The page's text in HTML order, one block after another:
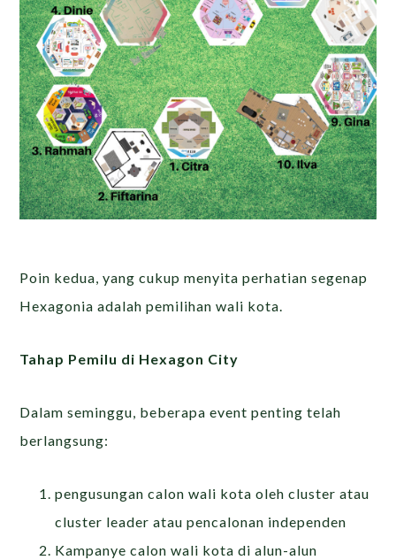
Poin kedua, yang cukup menyita perhatian segenap
Hexagonia adalah pemilihan wali kota.
Tahap Pemilu di Hexagon City
Dalam seminggu, beberapa event penting telah
berlangsung:
pengusungan calon wali kota oleh cluster atau
cluster leader atau pencalonan independen
Kampanye calon wali kota di alun-alun